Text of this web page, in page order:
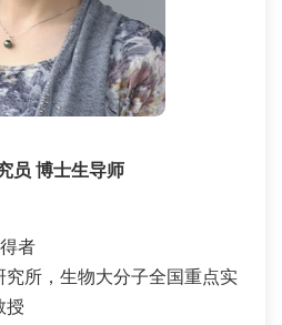
博士生导师
者
究所，生物大分子全国重点实验室
授